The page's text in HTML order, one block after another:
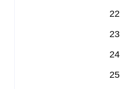
22
23
24
25